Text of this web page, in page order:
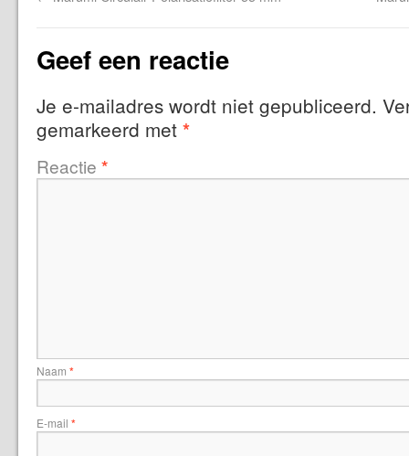
Geef een reactie
Je e-mailadres wordt niet gepubliceerd.
gemarkeerd met *
Reactie *
Naam *
E-mail *